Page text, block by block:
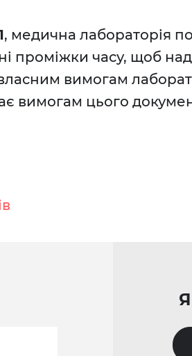
, медична лабораторія
проміжки часу, щоб
вимогам
вимогам цього